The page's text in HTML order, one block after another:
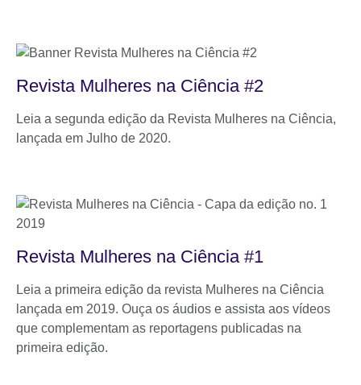
Revista Mulheres na Ciência #2
Leia a segunda edição da Revista Mulheres na Ciência,
lançada em Julho de 2020.
Revista Mulheres na Ciência #1
Leia a primeira edição da revista Mulheres na Ciência
lançada em 2019. Ouça os áudios e assista aos vídeos
que complementam as reportagens publicadas na
primeira edição.